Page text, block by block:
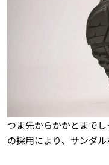
つま先からかかとまで
の採用により、サンダル